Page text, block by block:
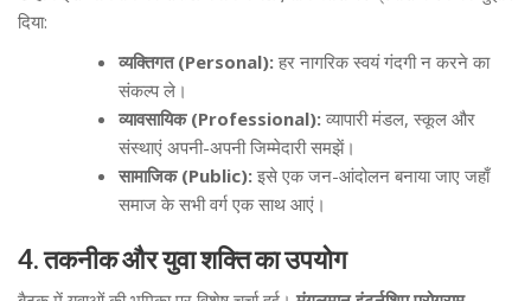
दिया:
व्यक्तिगत (Personal): हर नागरिक स्वयं गंदगी न करने का
संकल्प ले।
व्यावसायिक (Professional): व्यापारी मंडल, स्कूल और
संस्थाएं अपनी-अपनी जिम्मेदारी समझें।
सामाजिक (Public): इसे एक जन-आंदोलन बनाया जाए जहाँ
समाज के सभी वर्ग एक साथ आएं।
4. तकनीक और युवा शक्ति का उपयोग